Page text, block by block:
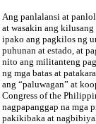
Ang panlalansi at
at wasakin ang
ipako ang pagkilos ng
puhunan at estado, at
nito ang militanteng
ng mga batas at
ang “paluwagan” at
Congress of the
nagpapanggap na mga
pakikibaka at